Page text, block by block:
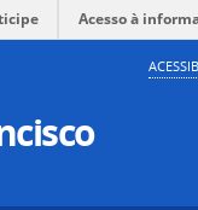
Acesso à